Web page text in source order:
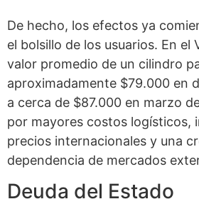
De hecho, los efectos ya
el bolsillo de los usuarios. En el
valor promedio de un cilindro
aproximadamente $79.000 en
a cerca de $87.000 en marzo
por mayores costos logísticos,
precios internacionales y una
dependencia de mercados
Deuda del Estado